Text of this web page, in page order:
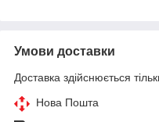
Умови доставки
Доставка здійснюється
Нова Пошта